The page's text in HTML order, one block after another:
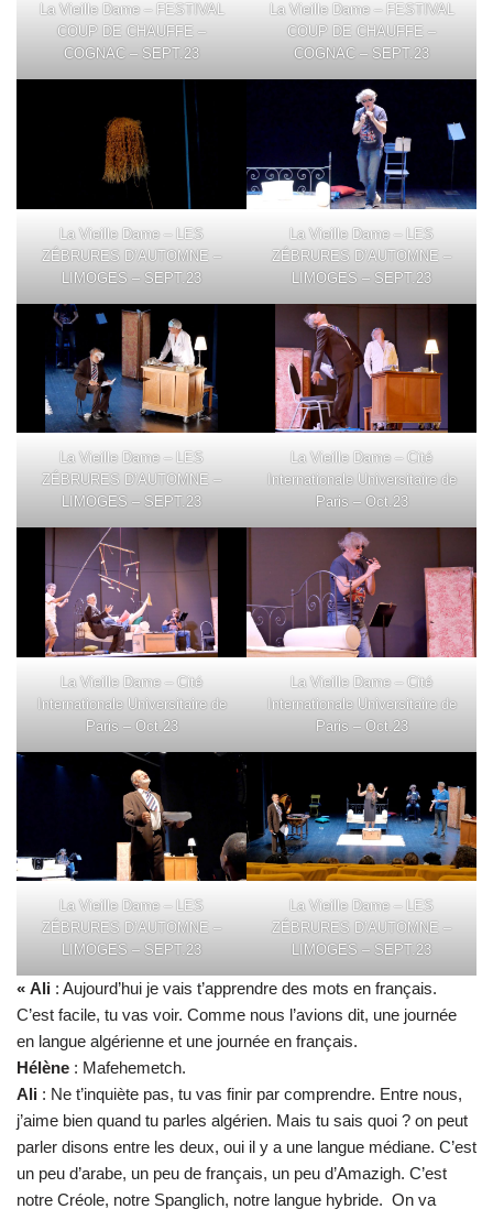
La Vieille Dame – FESTIVAL
COUP DE CHAUFFE –
COGNAC – SEPT.23
La Vieille Dame – FESTIVAL
COUP DE CHAUFFE –
COGNAC – SEPT.23
La Vieille Dame – LES
ZÉBRURES D’AUTOMNE –
LIMOGES – SEPT.23
La Vieille Dame – LES
ZÉBRURES D’AUTOMNE –
LIMOGES – SEPT.23
La Vieille Dame – LES
ZÉBRURES D’AUTOMNE –
LIMOGES – SEPT.23
La Vieille Dame – Cité
Internationale Universitaire de
Paris – Oct.23
La Vieille Dame – Cité
Internationale Universitaire de
Paris – Oct.23
La Vieille Dame – Cité
Internationale Universitaire de
Paris – Oct.23
La Vieille Dame – LES
ZÉBRURES D’AUTOMNE –
LIMOGES – SEPT.23
La Vieille Dame – LES
ZÉBRURES D’AUTOMNE –
LIMOGES – SEPT.23
« Ali : Aujourd’hui je vais t’apprendre des mots en français.
C’est facile, tu vas voir. Comme nous l’avions dit, une journée
en langue algérienne et une journée en français.
Hélène : Mafehemetch.
Ali : Ne t’inquiète pas, tu vas finir par comprendre. Entre nous,
j’aime bien quand tu parles algérien. Mais tu sais quoi ? on peut
parler disons entre les deux, oui il y a une langue médiane. C’est
un peu d’arabe, un peu de français, un peu d’Amazigh. C’est
notre Créole, notre Spanglich, notre langue hybride. On va